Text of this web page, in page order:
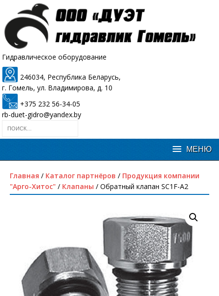
Гидравлическое оборудование
246034, Республика Беларусь,
г. Гомель, ул. Владимирова, д. 10
+375 232 56-34-05
rb-duet-gidro@yandex.by
Главная / Каталог партнёров / Продукция компании
"Арго-Хитос" / Клапаны / Обратный клапан SC1F-A2